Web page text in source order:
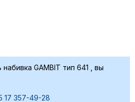
GAMBIT тип 641 , вы
17 357-49-28